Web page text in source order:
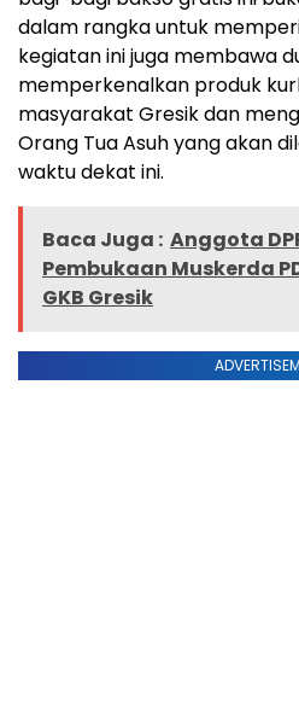
dalam rangka untuk
kegiatan ini juga membawa
memperkenalkan produk
masyarakat Gresik dan
Orang Tua Asuh yang akan
waktu dekat ini.
Baca Juga : Anggota
Pembukaan Muskerda
GKB Gresik